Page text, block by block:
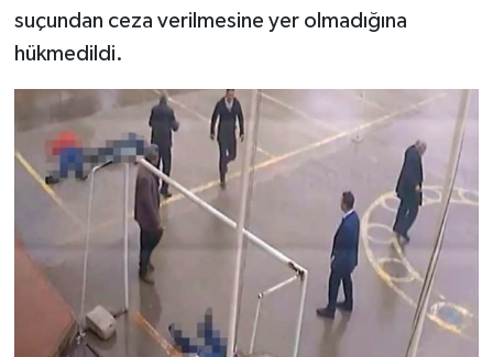
suçundan ceza verilmesine yer olmadığına
hükmedildi.